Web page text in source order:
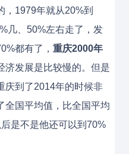
，1979年就从20%到
几、50%左右走了，发
都有了， 重庆2000年
济发展是比较慢的。但是
庆到了2014年的时候非
全国平均值，比全国平均
是不是他还可以到70%